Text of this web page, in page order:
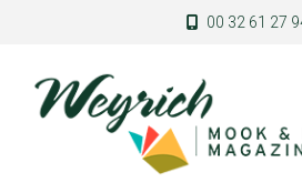
Aller au contenu principal 00 32 61 27